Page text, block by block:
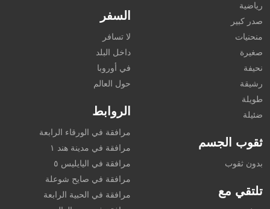
رياضية
صدر كبير
منحنيات
صغيرة
نحيفة
رشيقة
طويلة
ضئيلة
ثقوب الجسم
بدون ثقوب
تلتقي مع
السفر
لا تسافر
داخل البلد
في أوروبا
حول العالم
الروابط
مرافقة في الورقاء الرابعة
مرافقة في مدينة هند ١
مرافقة في اليايليس ٥
مرافقة في صايح شوعلة
مرافقة في الحبية الرابعة